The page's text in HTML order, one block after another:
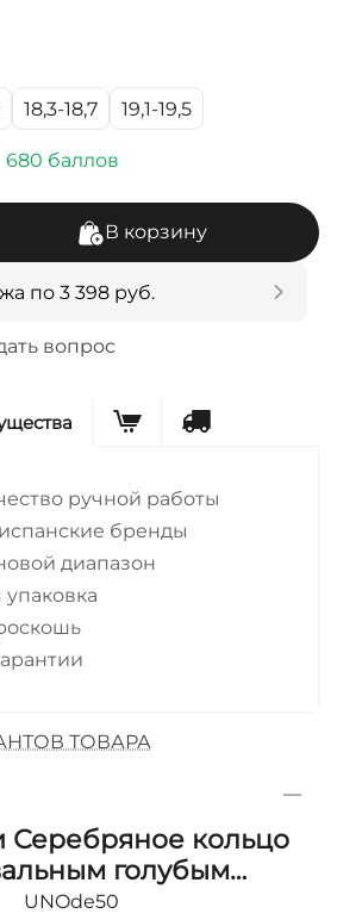
18,3-18,7 19,1-19,5
680 баллов
В корзину
по 3 398 руб.
вопрос
ручной работы
бренды
диапазон
ТОВАРА
Серебряное кольцо
голубым
UNOde50